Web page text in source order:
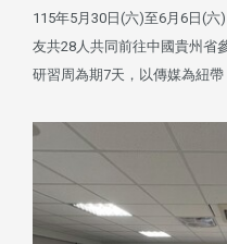
115年5月30日(六)至6月6日(
友共28人共同前往中國貴州省
研習周為期7天，以傳媒為紐